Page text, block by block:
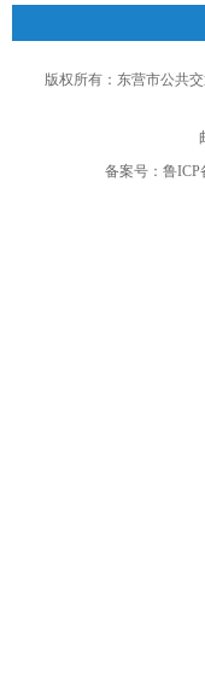
版权所有：东营市公共
备案号： 鲁ICP